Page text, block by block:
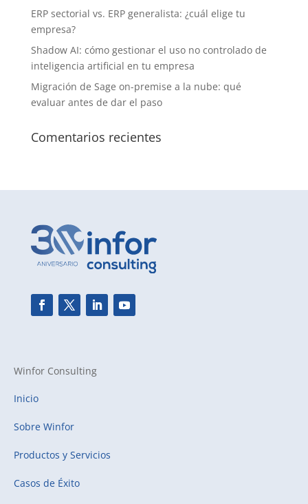
ERP sectorial vs. ERP generalista: ¿cuál elige tu
empresa?
Shadow AI: cómo gestionar el uso no controlado de
inteligencia artificial en tu empresa
Migración de Sage on-premise a la nube: qué
evaluar antes de dar el paso
Comentarios recientes
Winfor Consulting
Inicio
Sobre Winfor
Productos y Servicios
Casos de Éxito